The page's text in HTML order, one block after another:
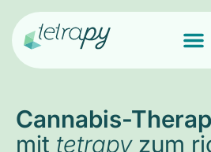
Cannabis-
mit tetrapyzum